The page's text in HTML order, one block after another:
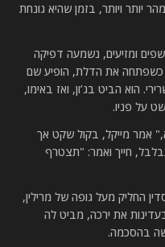
יותר ויותר, בזמן שהיא גונחת
ומזיעים, נשמעה דפיקה
כשפתחה את הדלת, הופיע שם
בחור בן 22, גבוה ושרירי. הוא הביט בג’ון, ואז באימו,
על פניו.
אמר מייקל, בקול שקט אך
חייך ואמר: "תצטרף
החליק מעל גופה של מרילין,
את ירכה, מביט לה
בהסכמה.